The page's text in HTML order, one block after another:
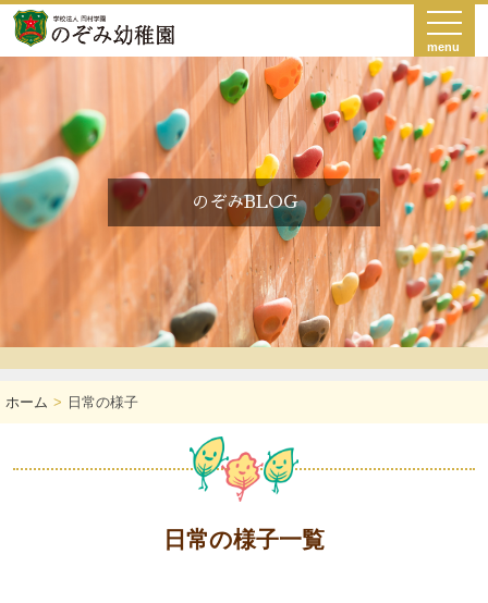
menu
のぞみBLOG
ホーム 日常の様子
日常の様子一覧